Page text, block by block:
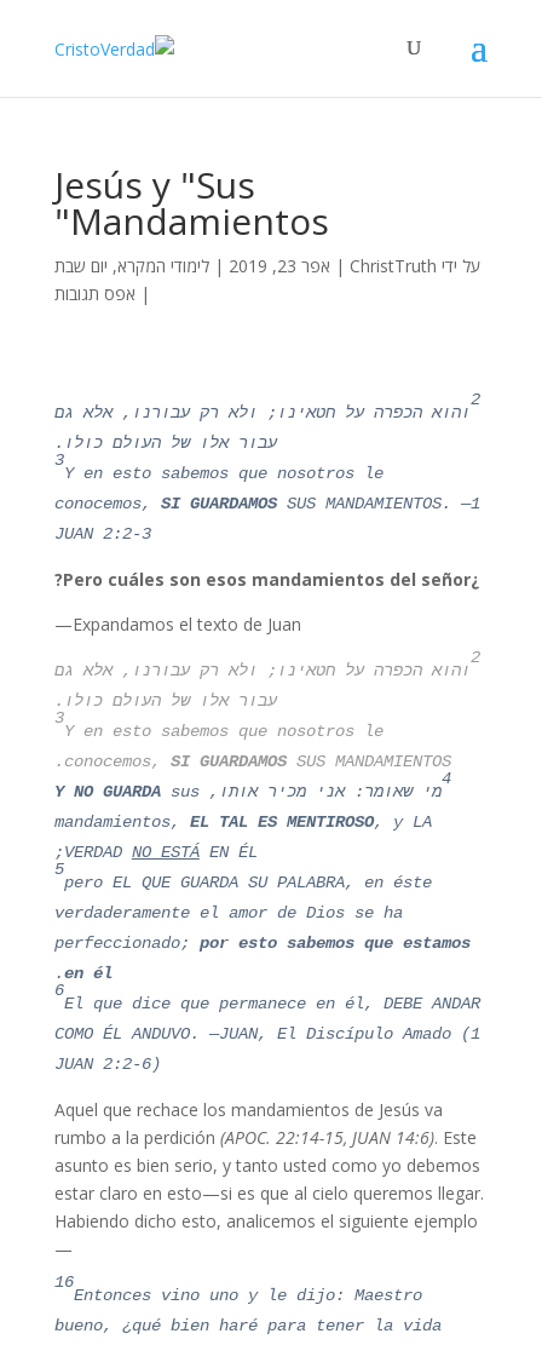
Jesús y "Sus
Mandamientos"
על ידי ChristTruth
| אפר 23, 2019 |לימודי המקרא, יום שבת
| אפס תגובות
2
והוא הכפרה על חטאינו; ולא רק עבורנו, אלא גם
עבור אלו של העולם כולו.
3
Y en esto sabemos que nosotros le
conocemos, SI GUARDAMOSSUS MANDAMIENTOS. —1
JUAN 2:2-3
¿Pero cuáles son esos mandamientos del señor?
Expandamos el texto de Juan—
2
והוא הכפרה על חטאינו; ולא רק עבורנו, אלא גם
עבור אלו של העולם כולו.
3
Y en esto sabemos que nosotros le
conocemos, SI GUARDAMOSSUS MANDAMIENTOS.
4
מי שאומר: אני מכיר אותו, Y NO GUARDAsus
mandamientos, EL TAL ES MENTIROSO, y LA
VERDAD NO ESTÁEN ÉL;
5
pero EL QUE GUARDA SU PALABRA, en éste
verdaderamente el amor de Dios se ha
perfeccionado; por esto sabemos que estamos
en él
.
6
El que dice que permanece en él, DEBE ANDAR
COMO ÉL ANDUVO. —JUAN, El Discípulo Amado (1
JUAN 2:2-6)
Aquel que rechace los mandamientos de Jesús va
rumbo a la perdición (APOC. 22:14-15, JUAN 14:6). Este
asunto es bien serio, y tanto usted como yo debemos
estar claro en esto—si es que al cielo queremos llegar.
Habiendo dicho esto, analicemos el siguiente ejemplo
—
16
Entonces vino uno y le dijo: Maestro
bueno, ¿qué bien haré para tener la vida